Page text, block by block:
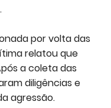
por volta das
relatou que
a coleta das
diligências e
agressão.